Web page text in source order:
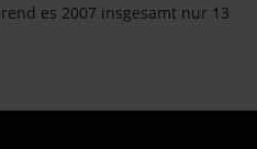
es 2007 insgesamt nur 13